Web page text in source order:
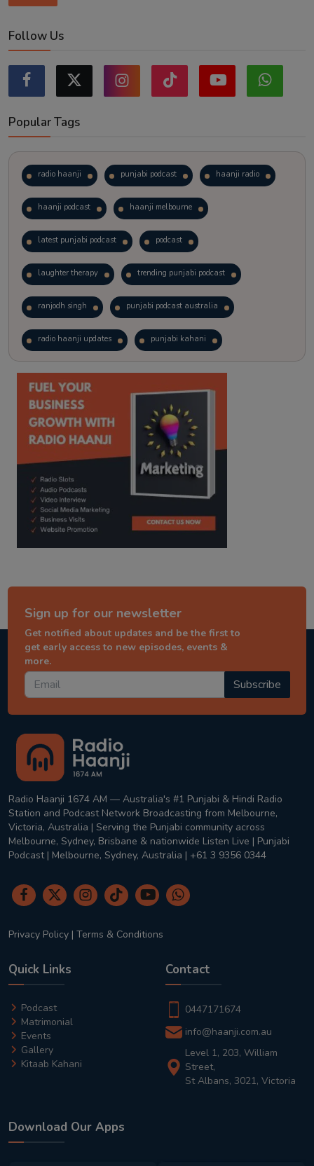
Follow Us
Popular Tags
radio haanji punjabi podcast haanji radio
haanji podcast haanji melbourne
latest punjabi podcast podcast
laughter therapy trending punjabi podcast
ranjodh singh punjabi podcast australia
radio haanji updates punjabi kahani
kitaab kahani punjabi story
Sign up for our newsletter
Get notified about updates and be the first to
get early access to new episodes, events &
more.
Subscribe
Radio Haanji 1674 AM — Australia's #1 Punjabi & Hindi Radio
Station and Podcast Network Broadcasting from Melbourne,
Victoria, Australia | Serving the Punjabi community across
Melbourne, Sydney, Brisbane & nationwide Listen Live | Punjabi
Podcast | Melbourne, Sydney, Australia | +61 3 9356 0344
Privacy Policy | Terms & Conditions
Quick Links
Podcast
Matrimonial
Events
Gallery
Kitaab Kahani
Contact
0447171674
info@haanji.com.au
Level 1, 203, William
Street,
St Albans, 3021, Victoria
Download Our Apps